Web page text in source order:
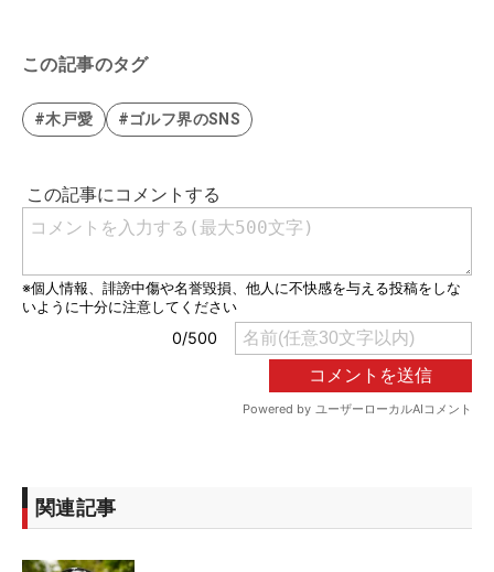
この記事のタグ
#木戸愛 #ゴルフ界のSNS
関連記事